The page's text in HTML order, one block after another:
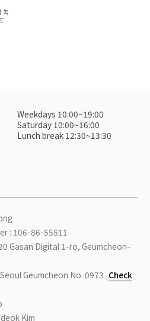
Weekdays 10:00~19:00
Saturday 10:00~16:00
Lunch break 12:30~13:30
: 106-86-55511
Gasan Digital 1-ro, Geumcheon-
Geumcheon No. 0973 Check
Kim